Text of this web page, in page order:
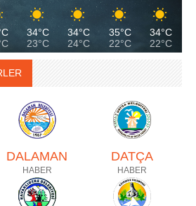
34°C
23°C
34°C
24°C
35°C
22°C
34°C
22°C
DALAMAN
HABER
DATÇA
HABER